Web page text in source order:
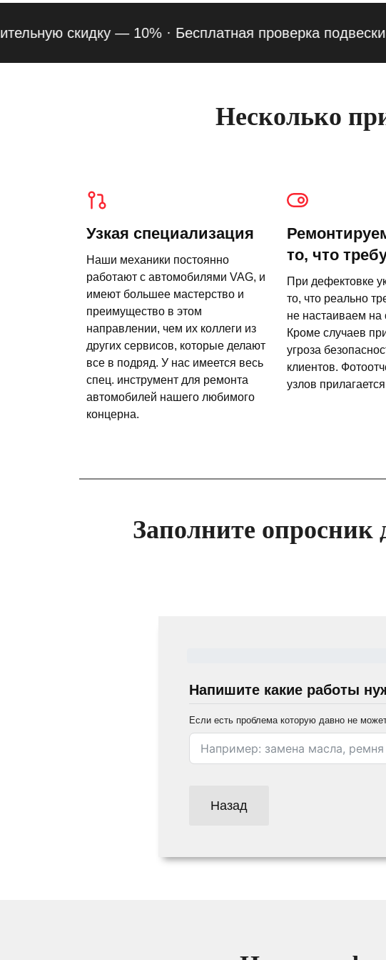
скидку — 10% · Бесплатная проверка подвески при
Несколько
Узкая специализация
Наши механики постоянно
работают с автомобилями VAG, и
имеют большее мастерство и
преимущество в этом
направлении, чем их коллеги из
других сервисов, которые делают
все в подряд. У нас имеется весь
спец. инструмент для ремонта
автомобилей нашего любимого
концерна.
то, что
При дефектовке
то, что реально
не настаиваем на
Кроме случаев
угроза
клиентов.
узлов
Заполните опросник
Напишите какие работы
Если есть проблема которую давно не
Назад